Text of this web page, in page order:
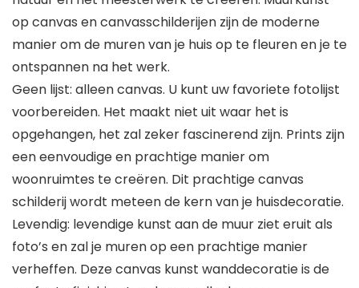
op canvas en canvasschilderijen zijn de moderne
manier om de muren van je huis op te fleuren en je te
ontspannen na het werk.
Geen lijst: alleen canvas. U kunt uw favoriete fotolijst
voorbereiden. Het maakt niet uit waar het is
opgehangen, het zal zeker fascinerend zijn. Prints zijn
een eenvoudige en prachtige manier om
woonruimtes te creëren. Dit prachtige canvas
schilderij wordt meteen de kern van je huisdecoratie.
Levendig: levendige kunst aan de muur ziet eruit als
foto’s en zal je muren op een prachtige manier
verheffen. Deze canvas kunst wanddecoratie is de